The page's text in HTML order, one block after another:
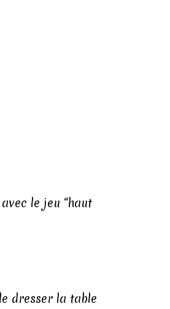
le jeu “haut
dresser la table